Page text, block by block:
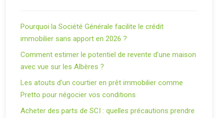
Pourquoi la Société Générale facilite le crédit
immobilier sans apport en 2026 ?
Comment estimer le potentiel de revente d’une maison
avec vue sur les Albères ?
Les atouts d’un courtier en prêt immobilier comme
Pretto pour négocier vos conditions
Acheter des parts de SCI : quelles précautions prendre